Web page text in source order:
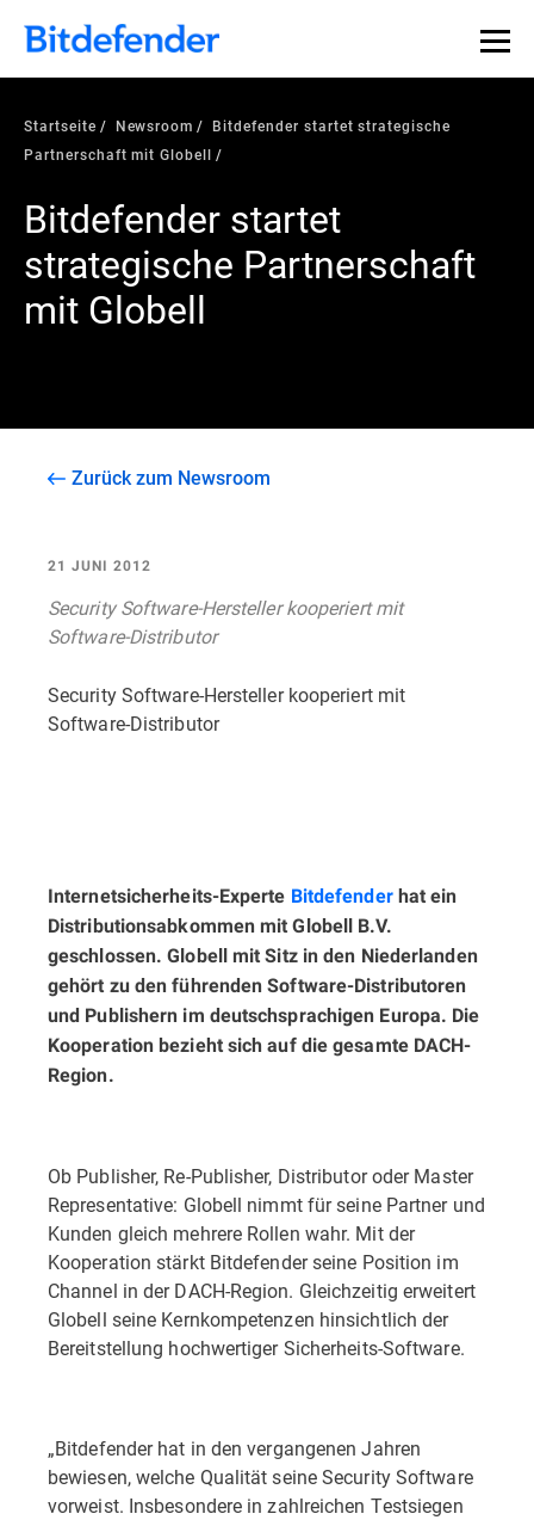
Startseite Newsroom
Bitdefender startet strategische
Partnerschaft mit Globell
Bitdefender startet
strategische Partnerschaft
mit Globell
Zurück zum Newsroom
21 JUNI 2012
Security Software-Hersteller kooperiert mit
Software-Distributor
Security Software-Hersteller kooperiert mit
Software-Distributor
Internetsicherheits-Experte Bitdefender hat ein
Distributionsabkommen mit Globell B.V.
geschlossen. Globell mit Sitz in den Niederlanden
gehört zu den führenden Software-Distributoren
und Publishern im deutschsprachigen Europa. Die
Kooperation bezieht sich auf die gesamte DACH-
Region.
Ob Publisher, Re-Publisher, Distributor oder Master
Representative: Globell nimmt für seine Partner und
Kunden gleich mehrere Rollen wahr. Mit der
Kooperation stärkt Bitdefender seine Position im
Channel in der DACH-Region. Gleichzeitig erweitert
Globell seine Kernkompetenzen hinsichtlich der
Bereitstellung hochwertiger Sicherheits-Software.
„Bitdefender hat in den vergangenen Jahren
bewiesen, welche Qualität seine Security Software
vorweist. Insbesondere in zahlreichen Testsiegen